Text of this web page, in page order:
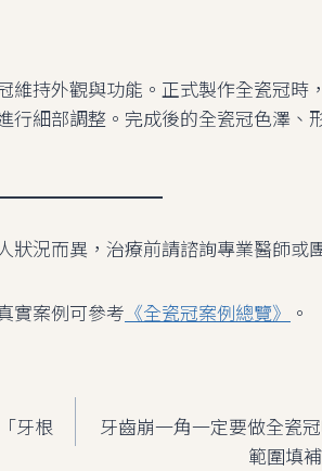
維持外觀與功能。正式製作全瓷冠時
細部調整。完成後的全瓷冠色澤、
況而異，治療前請諮詢專業醫師或
實案例可參考 《全瓷冠案例總覽》 。
牙根
牙齒崩一角一定要做全瓷
範圍填